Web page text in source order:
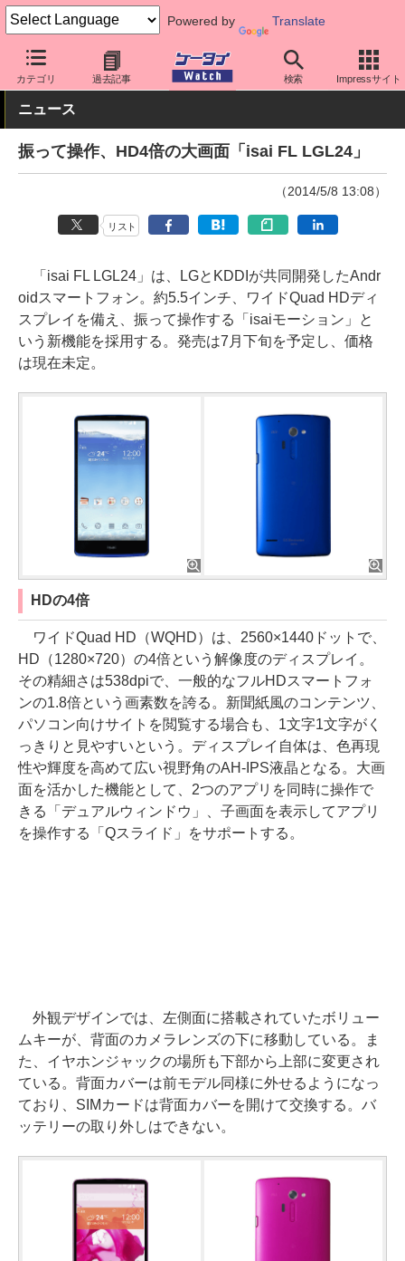
Powered by Translate
カテゴリ 過去記事 検索 Impressサイト
ケータイ Watch キャリア au スマホ・ケータイ
ニュース
振って操作、HD4倍の大画面「isai FL LGL24」
（2014/5/8 13:08）
リスト
「isai FL LGL24」は、LGとKDDIが共同開発したAndr
oidスマートフォン。約5.5インチ、ワイドQuad HDディ
スプレイを備え、振って操作する「isaiモーション」と
いう新機能を採用する。発売は7月下旬を予定し、価格
は現在未定。
HDの4倍
ワイドQuad HD（WQHD）は、2560×1440ドットで、
HD（1280×720）の4倍という解像度のディスプレイ。
その精細さは538dpiで、一般的なフルHDスマートフォ
ンの1.8倍という画素数を誇る。新聞紙風のコンテンツ、
パソコン向けサイトを閲覧する場合も、1文字1文字がく
っきりと見やすいという。ディスプレイ自体は、色再現
性や輝度を高めて広い視野角のAH-IPS液晶となる。大画
面を活かした機能として、2つのアプリを同時に操作で
きる「デュアルウィンドウ」、子画面を表示してアプリ
を操作する「Qスライド」をサポートする。
外観デザインでは、左側面に搭載されていたボリュー
ムキーが、背面のカメラレンズの下に移動している。ま
た、イヤホンジャックの場所も下部から上部に変更され
ている。背面カバーは前モデル同様に外せるようになっ
ており、SIMカードは背面カバーを開けて交換する。バ
ッテリーの取り外しはできない。